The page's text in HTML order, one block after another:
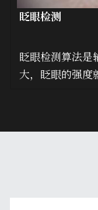
眨眼检测
眨眼检测算法是
大，眨眼的强度